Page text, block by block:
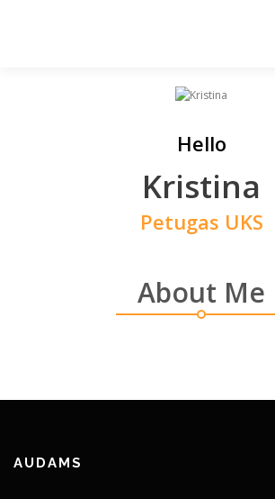
SARPRAS
Hello
Kristina
Petugas UKS
About Me
AUDAMS